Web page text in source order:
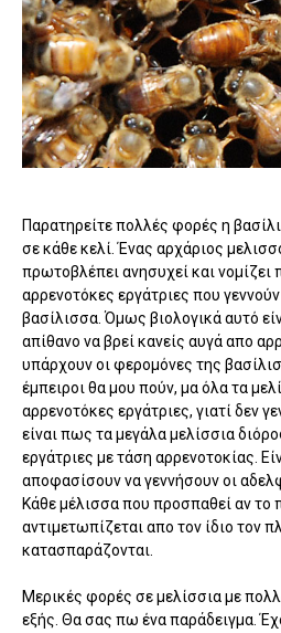
Παρατηρείτε πολλές φορές η
σε κάθε κελί. Ένας αρχάριος
πρωτοβλέπει ανησυχεί και νομίζει
αρρενοτόκες εργάτριες που
βασίλισσα. Όμως βιολογικά αυτό
απίθανο να βρεί κανείς αυγά απο
υπάρχουν οι φερομόνες της
έμπειροι θα μου πούν, μα όλα τα
αρρενοτόκες εργάτριες, γιατί δεν
είναι πως τα μεγάλα μελίσσια
εργάτριες με τάση αρρενοτοκίας.
αποφασίσουν να γεννήσουν οι
Κάθε μέλισσα που προσπαθεί αν το
αντιμετωπίζεται απο τον ίδιο τον
κατασπαράζονται.
Μερικές φορές σε μελίσσια με
εξής. Θα σας πω ένα παράδειγμα.